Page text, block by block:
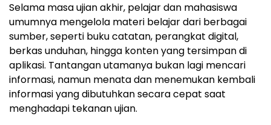
Selama masa ujian akhir, pelajar dan mahasiswa
umumnya mengelola materi belajar dari berbagai
sumber, seperti buku catatan, perangkat digital,
berkas unduhan, hingga konten yang tersimpan di
aplikasi. Tantangan utamanya bukan lagi mencari
informasi, namun menata dan menemukan kembali
informasi yang dibutuhkan secara cepat saat
menghadapi tekanan ujian.